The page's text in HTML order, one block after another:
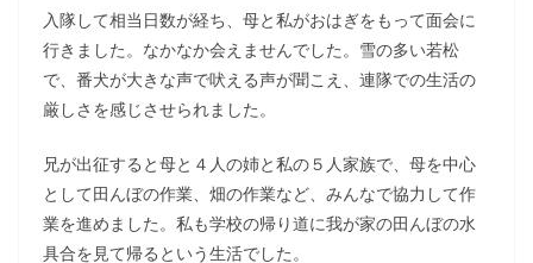
入隊して相当日数が経ち、母と私がおはぎをもって面会に
行きました。なかなか会えませんでした。雪の多い若松
で、番犬が大きな声で吠える声が聞こえ、連隊での生活の
厳しさを感じさせられました。
兄が出征すると母と４人の姉と私の５人家族で、母を中心
として田んぼの作業、畑の作業など、みんなで協力して作
業を進めました。私も学校の帰り道に我が家の田んぼの水
具合を見て帰るという生活でした。